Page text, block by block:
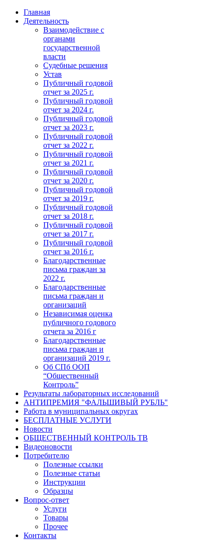
Главная
Деятельность
Взаимодействие с
органами
государственной
власти
Судебные решения
Устав
Публичный годовой
отчет за 2025 г.
Публичный годовой
отчет за 2024 г.
Публичный годовой
отчет за 2023 г.
Публичный годовой
отчет за 2022 г.
Публичный годовой
отчет за 2021 г.
Публичный годовой
отчет за 2020 г.
Публичный годовой
отчет за 2019 г.
Публичный годовой
отчет за 2018 г.
Публичный годовой
отчет за 2017 г.
Публичный годовой
отчет за 2016 г.
Благодарственные
письма граждан за
2022 г.
Благодарственные
письма граждан и
организаций
Независимая оценка
публичного годового
отчета за 2016 г
Благодарственные
письма граждан и
организаций 2019 г.
Об СПб ООП
“Общественный
Контроль”
Результаты лабораторных исследований
АНТИПРЕМИЯ "ФАЛЬШИВЫЙ РУБЛЬ"
Работа в муниципальных округах
БЕСПЛАТНЫЕ УСЛУГИ
Новости
ОБЩЕСТВЕННЫЙ КОНТРОЛЬ ТВ
Видеоновости
Потребителю
Полезные ссылки
Полезные статьи
Инструкции
Образцы
Вопрос-ответ
Услуги
Товары
Прочее
Контакты